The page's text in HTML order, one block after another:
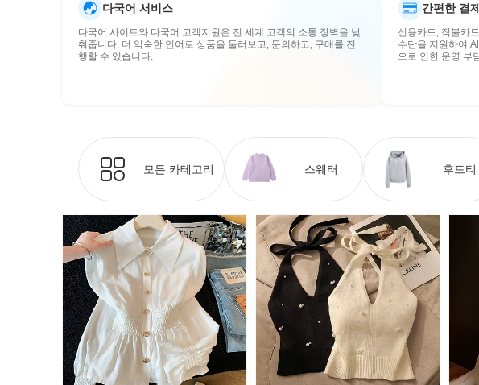
다국어 서비스
다국어 사이트와 다국어 고객지원은 전 세계 고객의 소통 장벽을 낮
춰줍니다. 더 익숙한 언어로 상품을 둘러보고, 문의하고, 구매를 진
행할 수 있습니다.
간편한 결
신용카드, 직불카
수단을 지원하여
으로 인한 운영 부
모든 카테고리 스웨터 후드티